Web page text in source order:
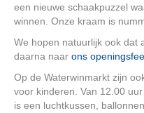
een nieuwe schaakpuzzel
winnen. Onze kraam is
We hopen natuurlijk ook dat
daarna naar ons
Op de Waterwinmarkt zijn
voor kinderen. Van 12.00
is een luchtkussen,